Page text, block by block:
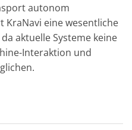
autonom
eine wesentliche
aktuelle Systeme keine
Interaktion und